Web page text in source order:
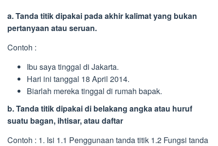
a. Tanda titik dipakai pada akhir kalimat yang bukan
pertanyaan atau seruan.
Contoh :
Ibu saya tinggal di Jakarta.
Hari ini tanggal 18 April 2014.
Biarlah mereka tinggal di rumah bapak.
b. Tanda titik dipakai di belakang angka atau huruf
suatu bagan, ihtisar, atau daftar
Contoh : 1. Isi 1.1 Penggunaan tanda titik 1.2 Fungsi tanda